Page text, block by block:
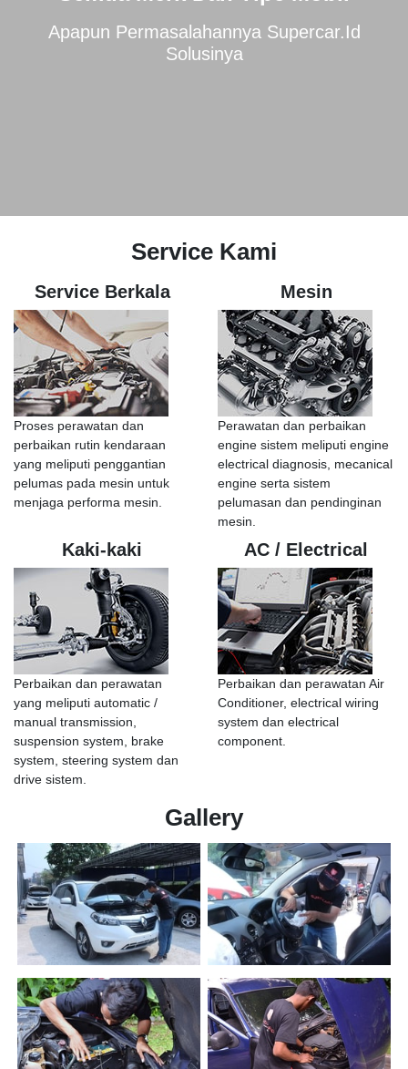
Apapun Permasalahannya Supercar.id
Solusinya
Service Kami
Service Berkala
Proses perawatan dan
perbaikan rutin kendaraan
yang meliputi penggantian
pelumas pada mesin untuk
menjaga performa mesin.
Mesin
Perawatan dan perbaikan
engine sistem meliputi engine
electrical diagnosis, mecanical
engine serta sistem
pelumasan dan pendinginan
mesin.
Kaki-kaki
Perbaikan dan perawatan
yang meliputi automatic /
manual transmission,
suspension system, brake
system, steering system dan
drive sistem.
AC / Electrical
Perbaikan dan perawatan Air
Conditioner, electrical wiring
system dan electrical
component.
Gallery